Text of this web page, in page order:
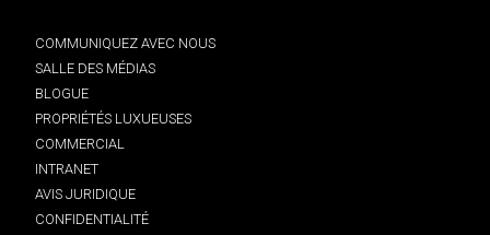
COMMUNIQUEZ AVEC NOUS
SALLE DES MÉDIAS
BLOGUE
PROPRIÉTÉS LUXUEUSES
COMMERCIAL
INTRANET
AVIS JURIDIQUE
CONFIDENTIALITÉ